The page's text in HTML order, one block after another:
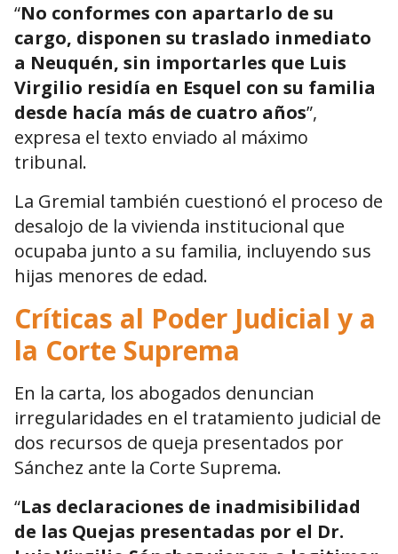
“No conformes con apartarlo de su
cargo, disponen su traslado inmediato
a Neuquén, sin importarles que Luis
Virgilio residía en Esquel con su familia
desde hacía más de cuatro años”,
expresa el texto enviado al máximo
tribunal.
La Gremial también cuestionó el proceso de
desalojo de la vivienda institucional que
ocupaba junto a su familia, incluyendo sus
hijas menores de edad.
Críticas al Poder Judicial y a
la Corte Suprema
En la carta, los abogados denuncian
irregularidades en el tratamiento judicial de
dos recursos de queja presentados por
Sánchez ante la Corte Suprema.
“Las declaraciones de inadmisibilidad
de las Quejas presentadas por el Dr.